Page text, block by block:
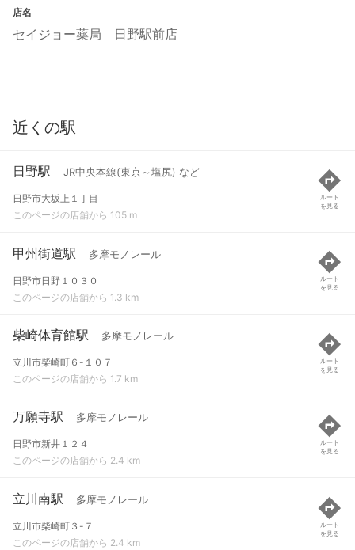
店名
セイジョー薬局 日野駅前店
近くの駅
日野駅 JR中央本線(東京～塩尻) など
日野市大坂上１丁目
このページの店舗から 105 m
ルート
を見る
甲州街道駅 多摩モノレール
日野市日野１０３０
このページの店舗から 1.3 km
ルート
を見る
柴崎体育館駅 多摩モノレール
立川市柴崎町６-１０７
このページの店舗から 1.7 km
ルート
を見る
万願寺駅 多摩モノレール
日野市新井１２４
このページの店舗から 2.4 km
ルート
を見る
立川南駅 多摩モノレール
立川市柴崎町３-７
このページの店舗から 2.4 km
ルート
を見る